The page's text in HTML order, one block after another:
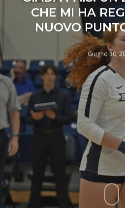
CHE MI HA
NUOVO
Giugno 30,